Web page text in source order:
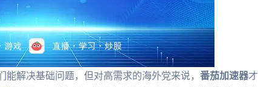
能解决基础问题，但对高需求的海外党来说， 番茄加速器才